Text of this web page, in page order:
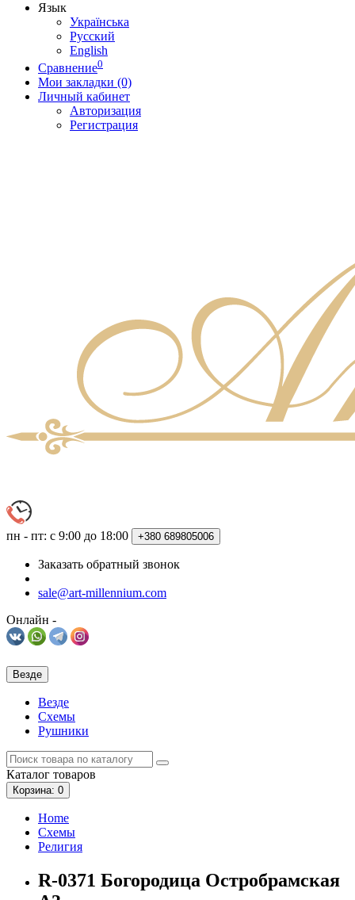
Язык
Українська
Русский
English
Сравнение0
Мои закладки (0)
Личный кабинет
Авторизация
Регистрация
пн - пт: с 9:00 до 18:00 +380 689805006
Заказать обратный звонок
sale@art-millennium.com
Онлайн -
Везде
Везде
Схемы
Рушники
Каталог товаров
Корзина: 0
Home
Схемы
Религия
R-0371 Богородица Остробрамская